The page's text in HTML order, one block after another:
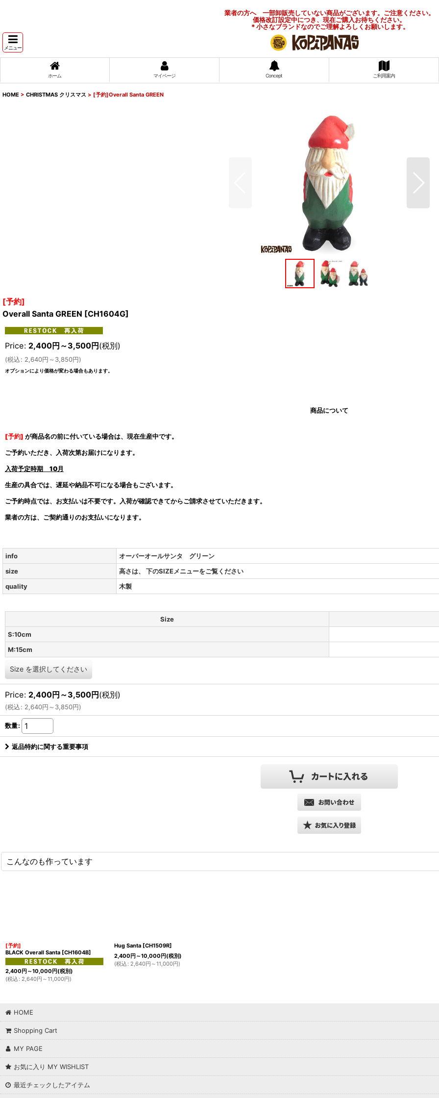
業者の方へ 一部卸販売していない商品がございます。ご注意ください。
価格改訂設定中につき、現在ご購入お待ちください。
＊小さなブランドなのでご理解よろしくお願いします。
メニュー
ホーム マイページ Concept ご利用案内
HOME > CHRISTMAS クリスマス > [予約]Overall Santa GREEN
[予約]
Overall Santa GREEN [CH1604G]
Price: 2,400円 ～3,500円 (税別)
(税込: 2,640円 ～3,850円)
オプションにより価格が変わる場合もあります。
商品について
[予約] が商品名の前に付いている場合は、現在生産中です。
ご予約いただき、入荷次第お届けになります。
入荷予定時期 10月
生産の具合では、遅延や納品不可になる場合もございます。
ご予約時点では、お支払いは不要です。入荷が確認できてからご請求させていただきます。
業者の方は、ご契約通りのお支払いになります。
info
オーバーオールサンタ グリーン
size
高さは、 下のSIZEメニューをご覧ください
quality
木製
Size
S:10cm
M:15cm
Size を選択してください
Price: 2,400円 ～3,500円 (税別)
(税込: 2,640円 ～3,850円)
数量:
返品特約に関する重要事項
こんなのも作っています
[予約]
BLACK Overall Santa [CH1604B]
2,400 円 ～10,000 円 (税別)
(税込 : 2,640円 ～11,000円)
Hug Santa [CH1509R]
2,400 円 ～10,000 円 (税別)
(税込 : 2,640円 ～11,000円)
HOME
Shopping Cart
MY PAGE
お気に入り MY WISHLIST
最近チェックしたアイテム